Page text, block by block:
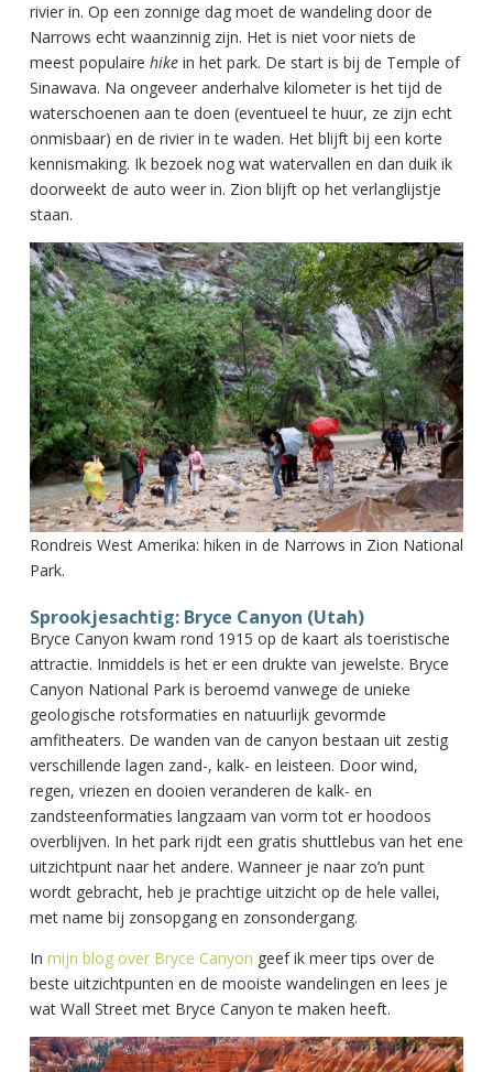
rivier in. Op een zonnige dag moet de wandeling door de
Narrows echt waanzinnig zijn. Het is niet voor niets de
meest populaire hikein het park. De start is bij de Temple of
Sinawava. Na ongeveer anderhalve kilometer is het tijd de
waterschoenen aan te doen (eventueel te huur, ze zijn echt
onmisbaar) en de rivier in te waden. Het blijft bij een korte
kennismaking. Ik bezoek nog wat watervallen en dan duik ik
doorweekt de auto weer in. Zion blijft op het verlanglijstje
staan.
Rondreis West Amerika: hiken in de Narrows in Zion National
Park.
Sprookjesachtig: Bryce Canyon (Utah)
Bryce Canyon kwam rond 1915 op de kaart als toeristische
attractie. Inmiddels is het er een drukte van jewelste. Bryce
Canyon National Park is beroemd vanwege de unieke
geologische rotsformaties en natuurlijk gevormde
amfitheaters. De wanden van de canyon bestaan uit zestig
verschillende lagen zand-, kalk- en leisteen. Door wind,
regen, vriezen en dooien veranderen de kalk- en
zandsteenformaties langzaam van vorm tot er hoodoos
overblijven. In het park rijdt een gratis shuttlebus van het ene
uitzichtpunt naar het andere. Wanneer je naar zo’n punt
wordt gebracht, heb je prachtige uitzicht op de hele vallei,
met name bij zonsopgang en zonsondergang.
In mijn blog over Bryce Canyon geef ik meer tips over de
beste uitzichtpunten en de mooiste wandelingen en lees je
wat Wall Street met Bryce Canyon te maken heeft.